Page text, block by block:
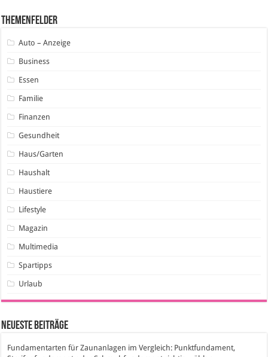
Themenfelder
Auto – Anzeige
Business
Essen
Familie
Finanzen
Gesundheit
Haus/Garten
Haushalt
Haustiere
Lifestyle
Magazin
Multimedia
Spartipps
Urlaub
Neueste Beiträge
Fundamentarten für Zaunanlagen im Vergleich: Punktfundament,